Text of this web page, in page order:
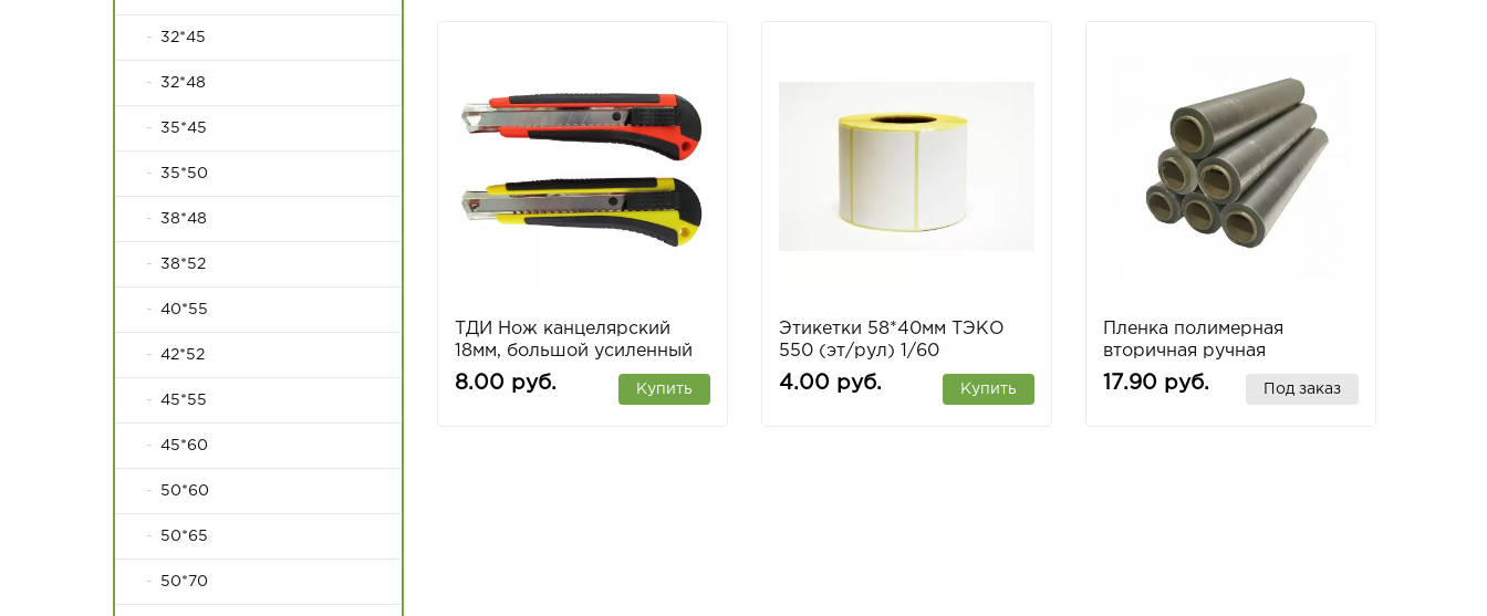
32*45
32*48
35*45
35*50
38*48
38*52
40*55
42*52
45*55
45*60
50*60
50*65
50*70
ТДИ Нож канцелярский
18мм, большой усиленный
8.00 руб. Купить
Этикетки 58*40мм ТЭКО
550 (эт/рул) 1/60
4.00 руб. Купить
Пленка полимерная
вторичная ручная
17мкм*500мм (2,2 кг)
17.90 руб. Под заказ